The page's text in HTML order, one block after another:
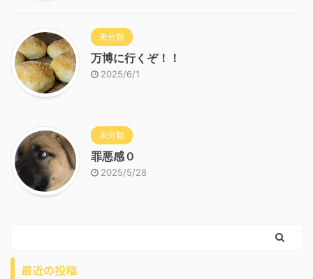
未分類
万博に行くぞ！！
2025/6/1
未分類
罪悪感０
2025/5/28
最近の投稿